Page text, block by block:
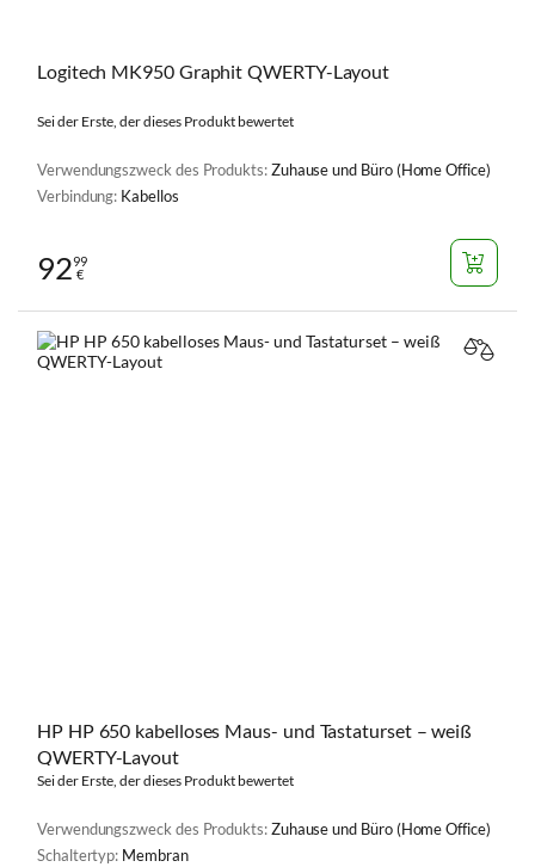
Logitech MK950 Graphit QWERTY-Layout
Sei der Erste, der dieses Produkt bewertet
Verwendungszweck des Produkts:Zuhause und Büro (Home Office)
Verbindung: Kabellos
9299
€
HP HP 650 kabelloses Maus- und Tastaturset – weiß
QWERTY-Layout
Sei der Erste, der dieses Produkt bewertet
Verwendungszweck des Produkts:Zuhause und Büro (Home Office)
Schaltertyp: Membran